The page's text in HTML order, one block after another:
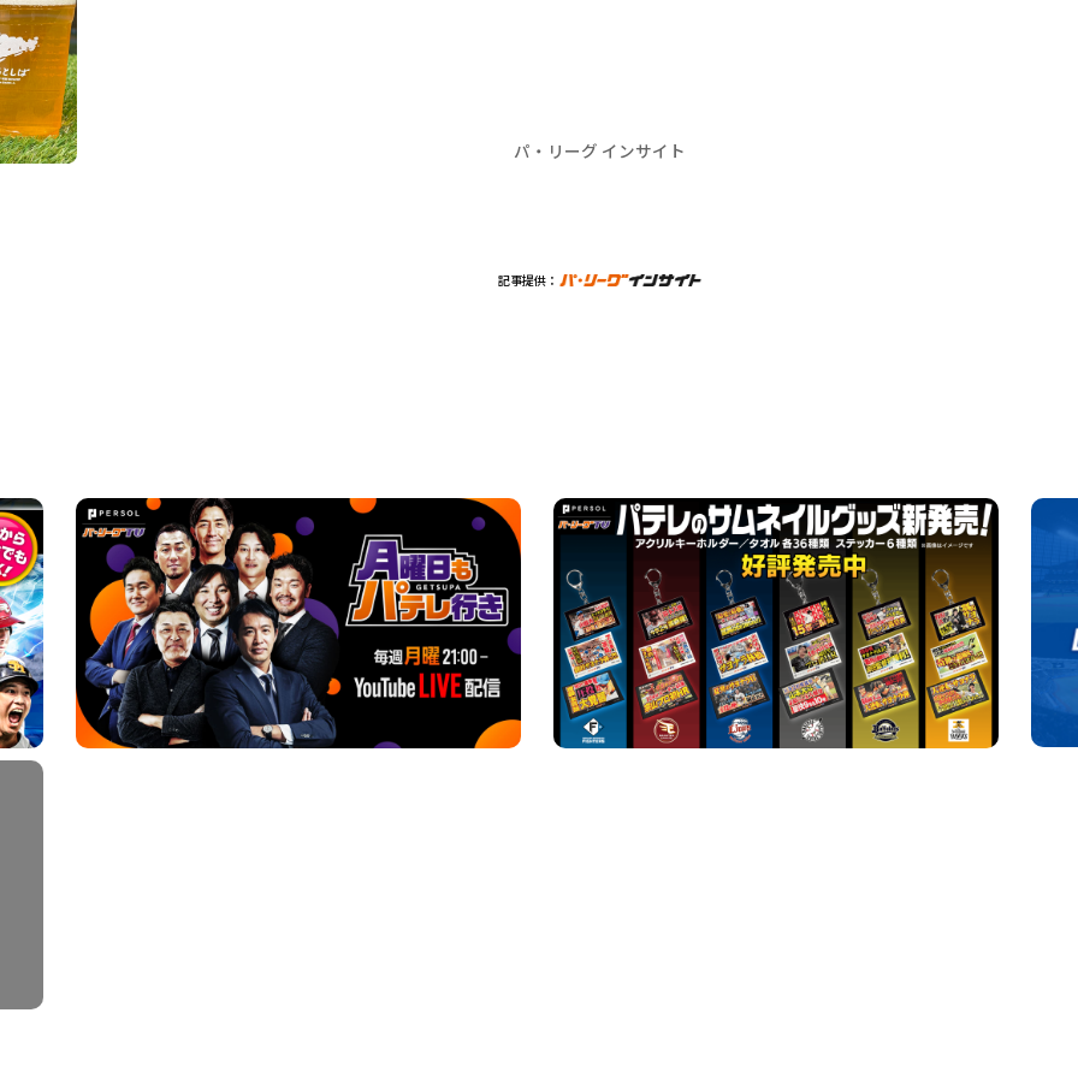
パ・リーグ インサイト
記事提供：